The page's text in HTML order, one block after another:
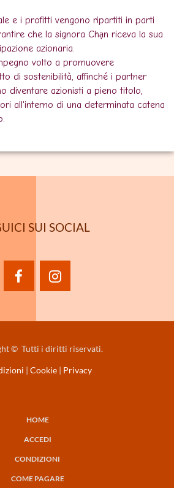
e i profitti vengono ripartiti in parti
che la signora Chạn riceva la sua
azionaria.
volto a promuovere
di sostenibilità, affinché i partner
diventare azionisti a pieno titolo,
all'interno di una determinata catena
SUI SOCIAL
facebookinstagram
© Tutti i diritti riservati.
| Cookie| Privacy
HOME
ACCEDI
CONDIZIONI
COME PAGARE